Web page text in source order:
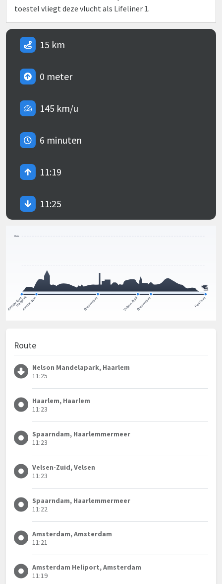
toestel vliegt deze vlucht als Lifeliner 1.
15 km
0 meter
145 km/u
6 minuten
11:19
11:25
Route
Nelson Mandelapark, Haarlem
11:25
Haarlem, Haarlem
11:23
Spaarndam, Haarlemmermeer
11:23
Velsen-Zuid, Velsen
11:23
Spaarndam, Haarlemmermeer
11:22
Amsterdam, Amsterdam
11:21
Amsterdam Heliport, Amsterdam
11:19